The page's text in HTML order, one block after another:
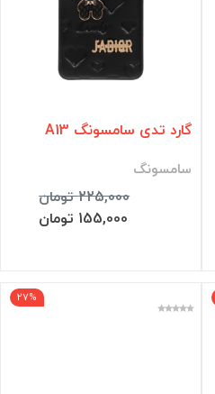
گارد تدی سامسونگ A13
سامسونگ
225,000 تومان
155,000 تومان
27%